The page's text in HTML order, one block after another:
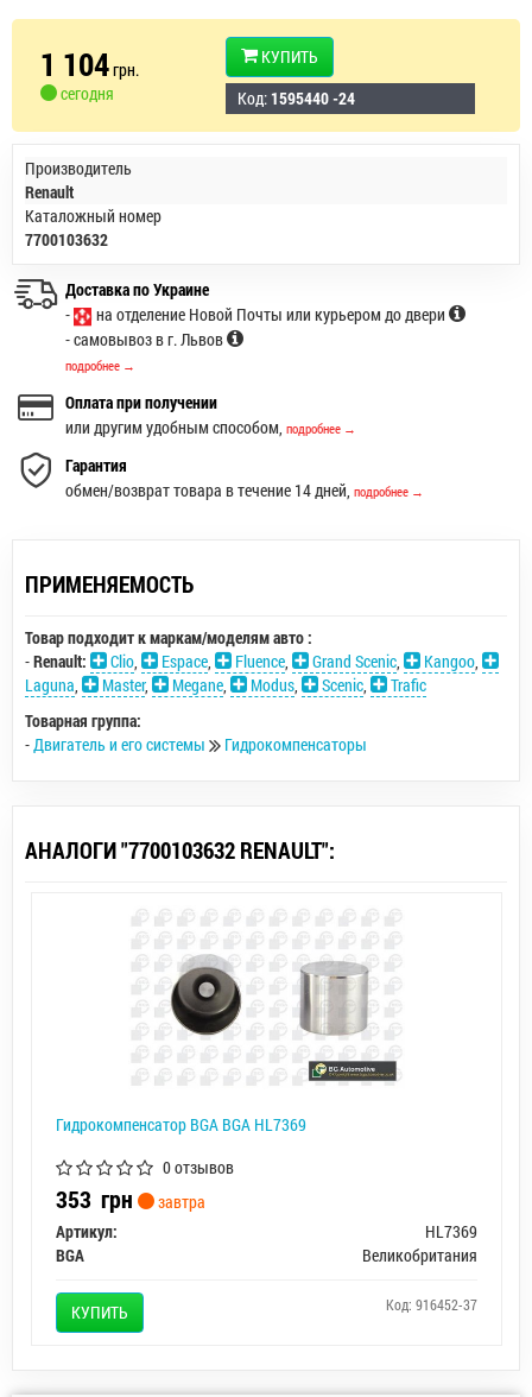
1 104грн.
сегодня
КУПИТЬ
Код: 1595440 -24
Производитель
Renault
Каталожный номер
7700103632
Доставка по Украине
-
на отделение Новой Почты или курьером до двери
- самовывоз в г. Львов
подробнее →
Оплата при получении
или другим удобным способом, подробнее →
Гарантия
обмен/возврат товара в течение 14 дней, подробнее →
ПРИМЕНЯЕМОСТЬ
Товар подходит к маркам/моделям авто :
-Renault: Clio, Espace, Fluence, Grand Scenic, Kangoo,
Laguna, Master, Megane, Modus, Scenic,
Trafic
Товарная группа:
-Двигатель и его системы Гидрокомпенсаторы
АНАЛОГИ "7700103632 RENAULT":
Гидрокомпенсатор BGA BGA HL7369
0 отзывов
353 грн
завтра
Артикул:
HL7369
BGA
Великобритания
КУПИТЬ Код: 916452-37